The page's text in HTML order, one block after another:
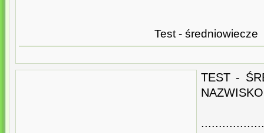
Test - średniowiecze
TEST -
NAZWISKO